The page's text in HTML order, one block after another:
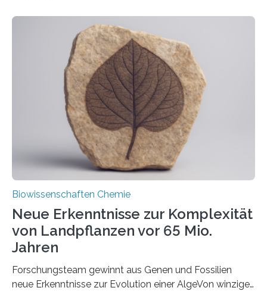
der Ruhr-Universität Bochum um Prof. Dr. Ralf Erdmann
und Dr. Ismaila Francis Yusuf hat nun einen bislang
unbekannten Qualitätskontrollmechanismus des
peroxisomalen Proteintransports in der Bäckerhefe
Saccharomyces cerevisiae entdeckt, der für die
Funktionsfähigkeit der Organellen entscheidend ist. Die
Studie wurde am 28. Oktober 2025 in der
Fachzeitschrift…
Biowissenschaften Chemie
Neue Erkenntnisse zur Komplexität
von Landpflanzen vor 65 Mio.
Jahren
Forschungsteam gewinnt aus Genen und Fossilien
neue Erkenntnisse zur Evolution einer AlgeVon winzigen